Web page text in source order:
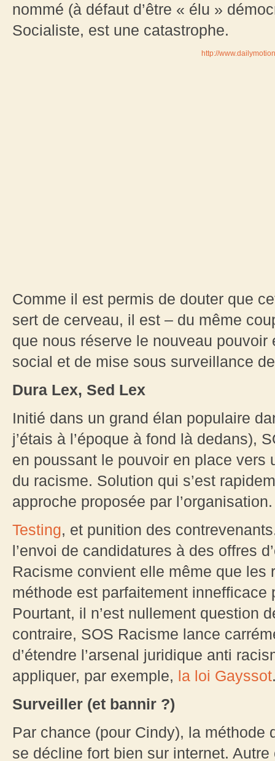
nommé (à défaut d’être « élu »
Socialiste, est une catastrophe.
http://
Comme il est permis de douter que
sert de cerveau, il est – du même
que nous réserve le nouveau
social et de mise sous surveillance
Dura Lex, Sed Lex
Initié dans un grand élan populaire
j’étais à l’époque à fond là dedans),
en poussant le pouvoir en place
du racisme. Solution qui s’est
approche proposée par l’organisation.
Testing, et punition des
l’envoi de candidatures à des offres
Racisme convient elle même que les
méthode est parfaitement innefficace
Pourtant, il n’est nullement question
contraire, SOS Racisme lance
d’étendre l’arsenal juridique anti
appliquer, par exemple, la loi Gayssot
Surveiller (et bannir ?)
Par chance (pour Cindy), la
se décline fort bien sur internet.